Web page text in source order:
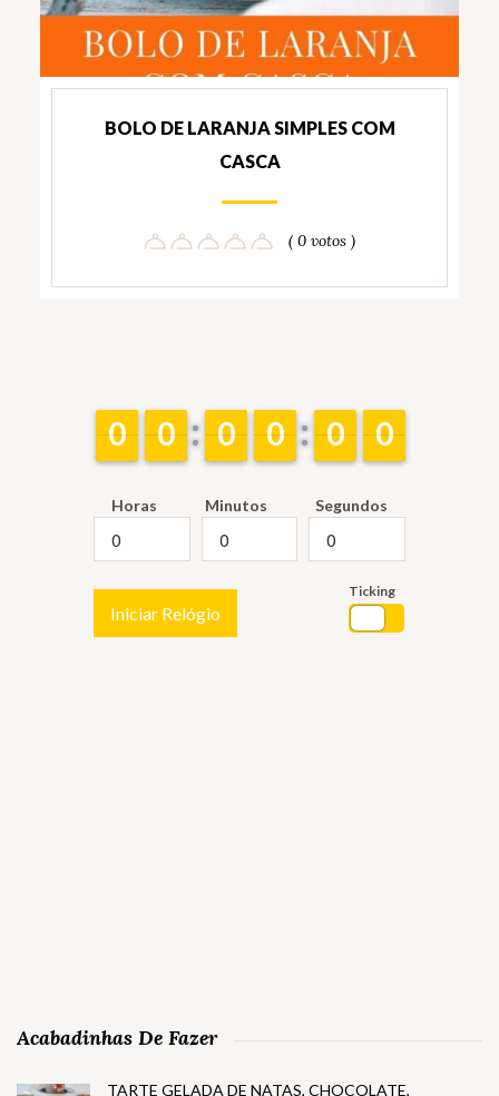
BOLO DE LARANJA SIMPLES COM
CASCA
( 0 votos )
9
9
0
0 9
9
0
0 9
9
0
0 9
9
0
0 9
9
0
0 9
9
0
0
Horas Minutos Segundos
Iniciar Relógio
Ticking
Acabadinhas De Fazer
TARTE GELADA DE NATAS, CHOCOLATE,